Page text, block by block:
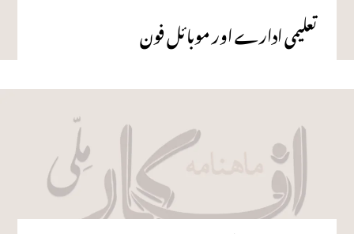
تعلیمی ادارے اور موبائل فون